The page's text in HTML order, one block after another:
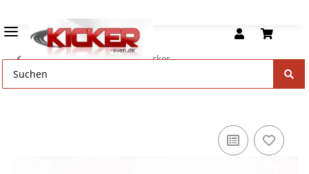
Accessoires für Deinen Tischkicker